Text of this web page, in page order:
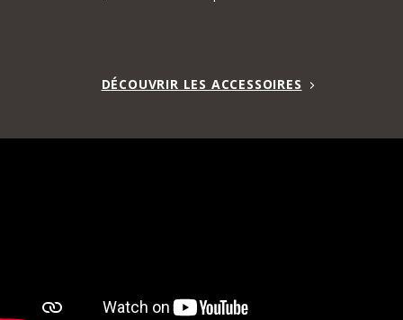
DÉCOUVRIR LES ACCESSOIRES